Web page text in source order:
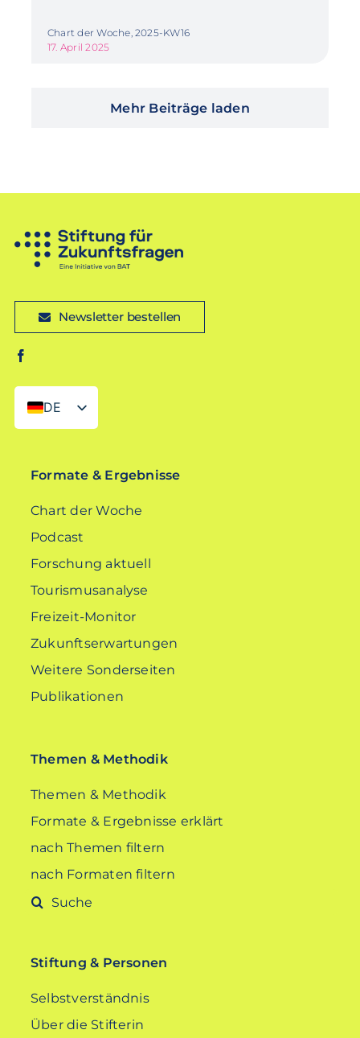
Chart der Woche, 2025-KW16
17. April 2025
Mehr Beiträge laden
Newsletter bestellen
DE
EN
Formate & Ergebnisse
Chart der Woche
Podcast
Forschung aktuell
Tourismusanalyse
Freizeit-Monitor
Zukunftserwartungen
Weitere Sonderseiten
Publikationen
Themen & Methodik
Themen & Methodik
Formate & Ergebnisse erklärt
nach Themen filtern
nach Formaten filtern
Suche
Stiftung & Personen
Selbstverständnis
Über die Stifterin